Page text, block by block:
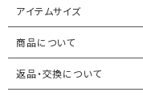
アイテムサイズ
商品について
返品・交換について